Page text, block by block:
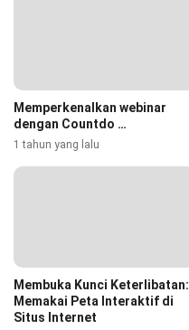
Memperkenalkan webinar
dengan Countdo …
1 tahun yang lalu
Membuka Kunci Keterlibatan:
Memakai Peta Interaktif di
Situs Internet